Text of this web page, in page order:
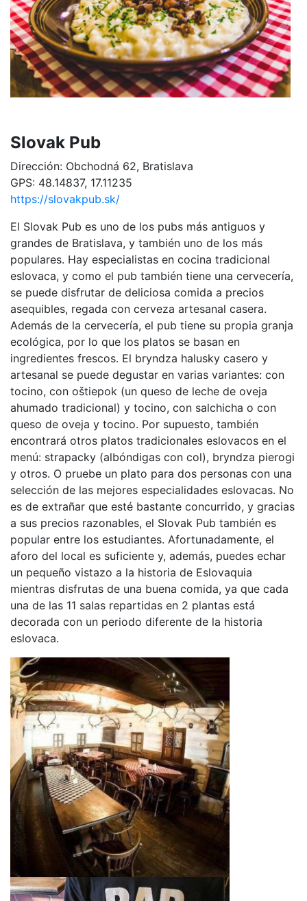
Slovak Pub
Dirección: Obchodná 62, Bratislava
GPS: 48.14837, 17.11235
https://slovakpub.sk/
El Slovak Pub es uno de los pubs más antiguos y
grandes de Bratislava, y también uno de los más
populares. Hay especialistas en cocina tradicional
eslovaca, y como el pub también tiene una cervecería,
se puede disfrutar de deliciosa comida a precios
asequibles, regada con cerveza artesanal casera.
Además de la cervecería, el pub tiene su propia granja
ecológica, por lo que los platos se basan en
ingredientes frescos. El bryndza halusky casero y
artesanal se puede degustar en varias variantes: con
tocino, con oštiepok (un queso de leche de oveja
ahumado tradicional) y tocino, con salchicha o con
queso de oveja y tocino. Por supuesto, también
encontrará otros platos tradicionales eslovacos en el
menú: strapacky (albóndigas con col), bryndza pierogi
y otros. O pruebe un plato para dos personas con una
selección de las mejores especialidades eslovacas. No
es de extrañar que esté bastante concurrido, y gracias
a sus precios razonables, el Slovak Pub también es
popular entre los estudiantes. Afortunadamente, el
aforo del local es suficiente y, además, puedes echar
un pequeño vistazo a la historia de Eslovaquia
mientras disfrutas de una buena comida, ya que cada
una de las 11 salas repartidas en 2 plantas está
decorada con un periodo diferente de la historia
eslovaca.